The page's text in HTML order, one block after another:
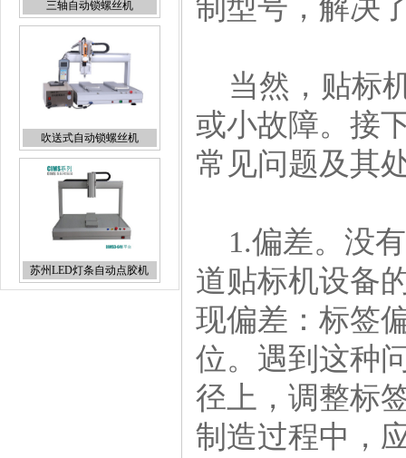
三轴自动锁螺丝机
吹送式自动锁螺丝机
苏州LED灯条自动点胶机
制型号，解决
当然，贴标
或小故障。接
常见问题及其
1.偏差。没
道贴标机设备
现偏差：标签
位。遇到这种
径上，调整标
制造过程中，